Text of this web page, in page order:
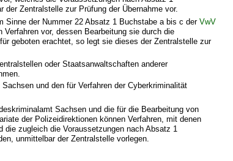
Zentralstelle zur Prüfung der Übernahme vor.
Sinne der Nummer 22 Absatz 1 Buchstabe a bis c der VwV
Verfahren vor, dessen Bearbeitung sie durch die
geboten erachtet, so legt sie dieses der Zentralstelle zur
oder Staatsanwaltschaften anderer
und den für Verfahren der Cyberkriminalität
Sachsen und die für die Bearbeitung von
der Polizeidirektionen können Verfahren, mit denen
zugleich die Voraussetzungen nach Absatz 1
unmittelbar der Zentralstelle vorlegen.